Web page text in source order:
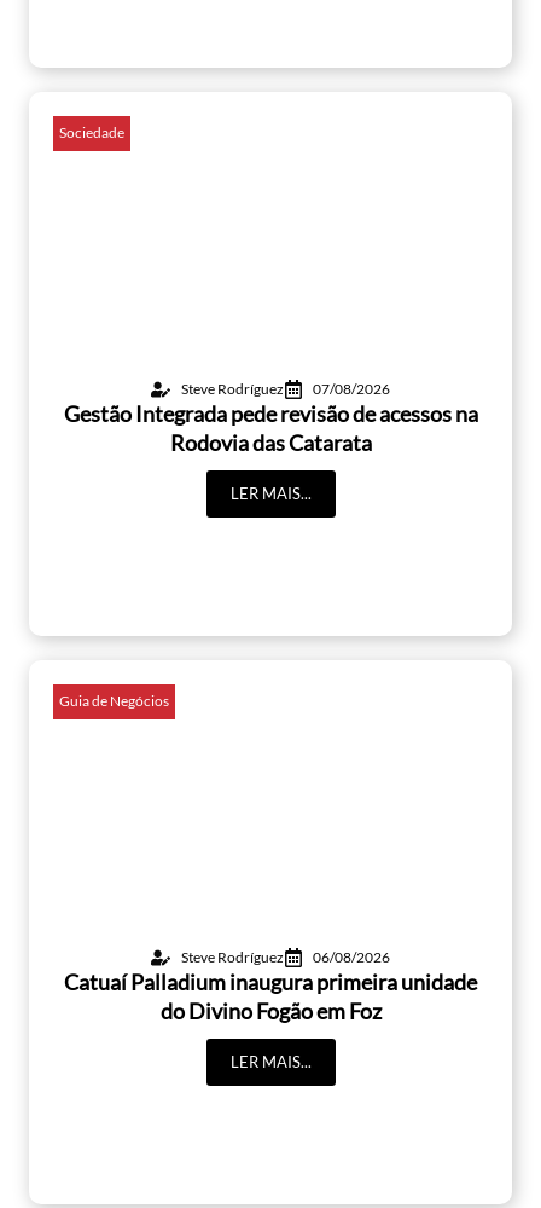
Sociedade
Steve Rodríguez 07/08/2026
Gestão Integrada pede revisão de acessos na
Rodovia das Catarata
LER MAIS...
Guia de Negócios
Steve Rodríguez 06/08/2026
Catuaí Palladium inaugura primeira unidade
do Divino Fogão em Foz
LER MAIS...